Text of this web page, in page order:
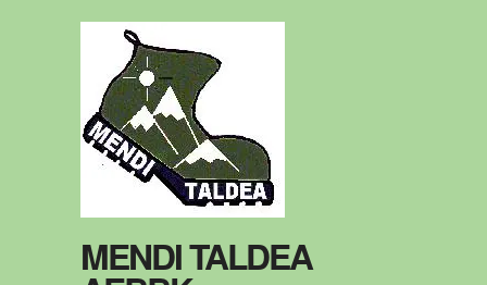
MENDI TALDEA